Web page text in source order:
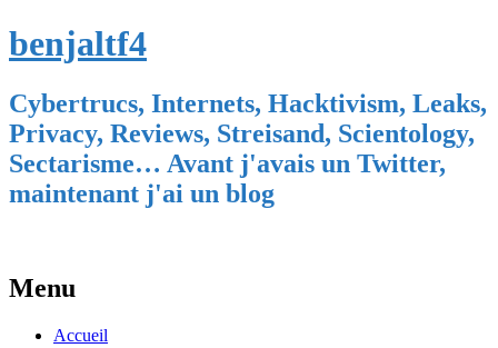
benjaltf4
Cybertrucs, Internets, Hacktivism, Leaks,
Privacy, Reviews, Streisand, Scientology,
Sectarisme… Avant j'avais un Twitter,
maintenant j'ai un blog
Menu
Skip
Accueil